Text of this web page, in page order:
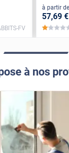
FV
à partir de
57,69 €
*****
à nos